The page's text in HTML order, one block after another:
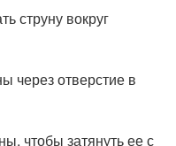
струну вокруг
через отверстие в
чтобы затянуть ее с